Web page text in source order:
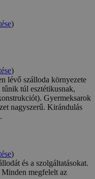
)
)
lévő szálloda környezete
túl esztétikusnak,
Gyermeksarok
nagyszerű. Kirándulás
)
és a szolgáltatásokat.
megfelelt az